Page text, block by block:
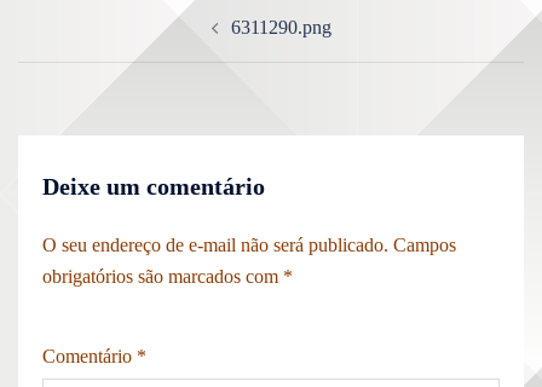
6311290.png
Deixe um comentário
O seu endereço de e-mail não será publicado. Campos
obrigatórios são marcados com *
Comentário *